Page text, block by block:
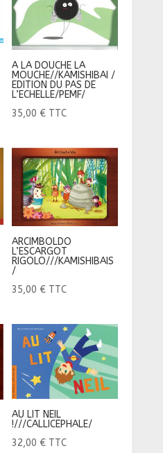
A LA DOUCHE LA
MOUCHE//KAMISHIBAI /
EDITION DU PAS DE
L’ECHELLE/PEMF/
35,00 € TTC
ARCIMBOLDO
L’ESCARGOT
RIGOLO///KAMISHIBAIS
/
35,00 € TTC
AU LIT NEIL
!///CALLICEPHALE/
32,00 € TTC